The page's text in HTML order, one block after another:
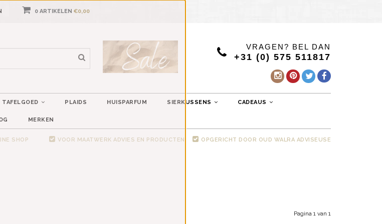
0 ARTIKELEN €0,00
VRAGEN? BEL DAN
+31 (0) 575 511817
TAFELGOED PLAIDS HUISPARFUM SIERKUSSENS CADEAUS
MERKEN
SHOP VOOR MAATWERK ADVIES EN PRODUCTEN OPGERICHT DOOR OUD WALRA ADVISEUSE
Pagina 1 van 1